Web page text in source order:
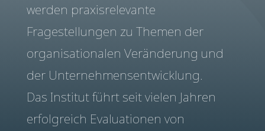
werden praxisrelevante
Fragestellungen zu Themen der
organisationalen Veränderung und
der Unternehmensentwicklung.
Das Institut führt seit vielen Jahren
erfolgreich Evaluationen von